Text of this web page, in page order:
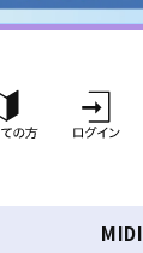
グ
イ
MIDI